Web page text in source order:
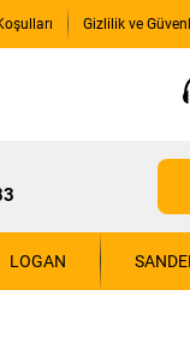
Gizlilik ve
LOGAN